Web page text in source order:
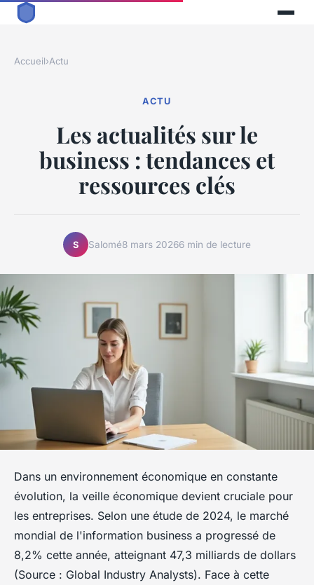
Accueil›Actu
ACTU
Les actualités sur le
business : tendances et
ressources clés
S Salomé8 mars 20266 min de lecture
Dans un environnement économique en constante
évolution, la veille économique devient cruciale pour
les entreprises. Selon une étude de 2024, le marché
mondial de l'information business a progressé de
8,2% cette année, atteignant 47,3 milliards de dollars
(Source : Global Industry Analysts). Face à cette